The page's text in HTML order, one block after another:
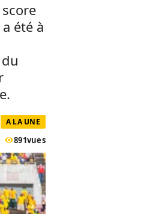
été à
A LA UNE
891vues